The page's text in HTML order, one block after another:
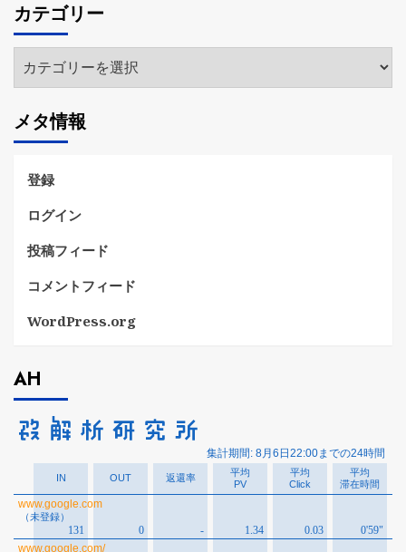
イ
ブ
カテゴリー
テ
リ
ー
メタ情報
登録
ログイン
投稿フィード
コメントフィード
WordPress.org
AH